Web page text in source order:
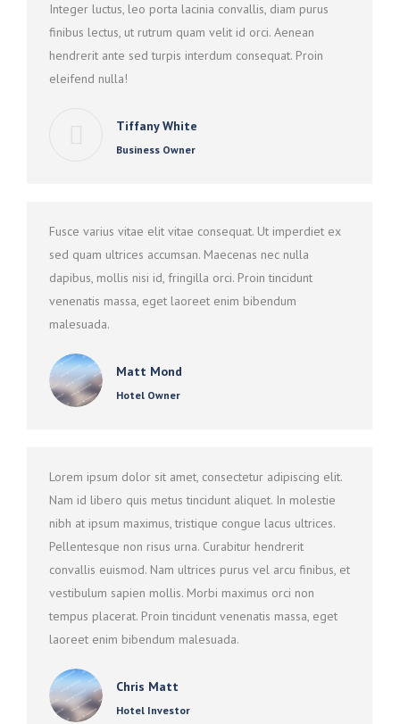
Integer luctus, leo porta lacinia convallis, diam purus
finibus lectus, ut rutrum quam velit id orci. Aenean
hendrerit ante sed turpis interdum consequat. Proin
eleifend nulla!
Tiffany White
Business Owner
Fusce varius vitae elit vitae consequat. Ut imperdiet ex
sed quam ultrices accumsan. Maecenas nec nulla
dapibus, mollis nisi id, fringilla orci. Proin tincidunt
venenatis massa, eget laoreet enim bibendum
malesuada.
Matt Mond
Hotel Owner
Lorem ipsum dolor sit amet, consectetur adipiscing elit.
Nam id libero quis metus tincidunt aliquet. In molestie
nibh at ipsum maximus, tristique congue lacus ultrices.
Pellentesque non risus urna. Curabitur hendrerit
convallis euismod. Nam ultrices purus vel arcu finibus, et
vestibulum sapien mollis. Morbi maximus orci non
tempus placerat. Proin tincidunt venenatis massa, eget
laoreet enim bibendum malesuada.
Chris Matt
Hotel Investor